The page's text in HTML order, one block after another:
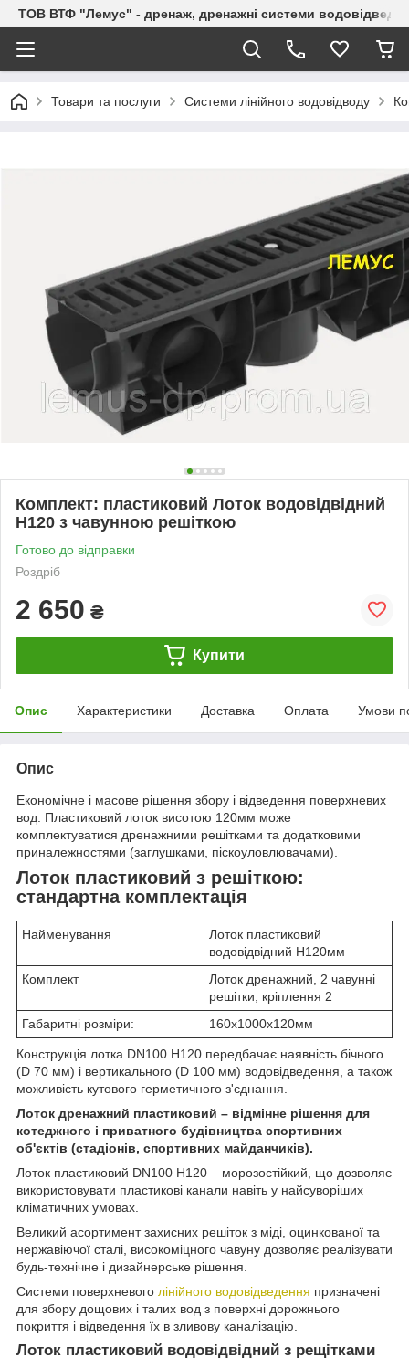
ТОВ ВТФ "Лемус" - дренаж, дренажні системи
Товари та послуги Системи лінійного водовідводу
Комплект: пластиковий Лоток водовідвідний
H120 з чавунною решіткою
Готово до відправки
Роздріб
2 650 ₴
Купити
Опис Характеристики Доставка Оплата Умови
Опис
Економічне і масове рішення збору і відведення поверхневих
вод. Пластиковий лоток висотою 120мм може
комплектуватися дренажними решітками та додатковими
приналежностями (заглушками, піскоуловлювачами).
Лоток пластиковий з решіткою:
стандартна комплектація
Найменування
Лоток пластиковий
водовідвідний Н120мм
Комплект
Лоток дренажний, 2 чавунні
решітки, кріплення 2
Габаритні розміри:
160х1000х120мм
Конструкція лотка DN100 H120 передбачає наявність бічного
(D 70 мм) і вертикального (D 100 мм) водовідведення, а також
можливість кутового герметичного з'єднання.
Лоток дренажний пластиковий – відмінне рішення для
котеджного і приватного будівництва спортивних
об'єктів (стадіонів, спортивних майданчиків).
Лоток пластиковий DN100 H120 – морозостійкий, що дозволяє
використовувати пластикові канали навіть у найсуворіших
кліматичних умовах.
Великий асортимент захисних решіток з міді, оцинкованої та
нержавіючої сталі, високоміцного чавуну дозволяє реалізувати
будь-технічне і дизайнерське рішення.
Системи поверхневого лінійного водовідведення призначені
для збору дощових і талих вод з поверхні дорожнього
покриття і відведення їх в зливову каналізацію.
Лоток пластиковий водовідвідний з рещітками